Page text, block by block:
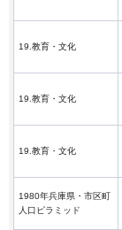
19.教育・文化
19.教育・文化
19.教育・文化
1980年兵庫県・市区町
人口ピラミッド